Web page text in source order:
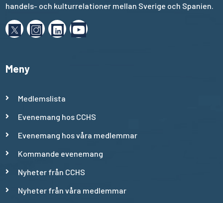
handels- och kulturrelationer mellan Sverige och Spanien.
Meny
Medlemslista
Evenemang hos CCHS
Evenemang hos våra medlemmar
Kommande evenemang
Nyheter från CCHS
Nyheter från våra medlemmar